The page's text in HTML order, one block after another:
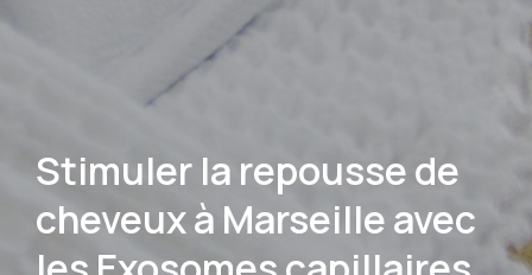
Stimuler la repousse de
cheveux à Marseille avec